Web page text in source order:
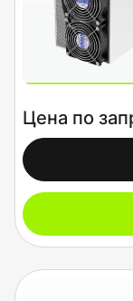
Цена по